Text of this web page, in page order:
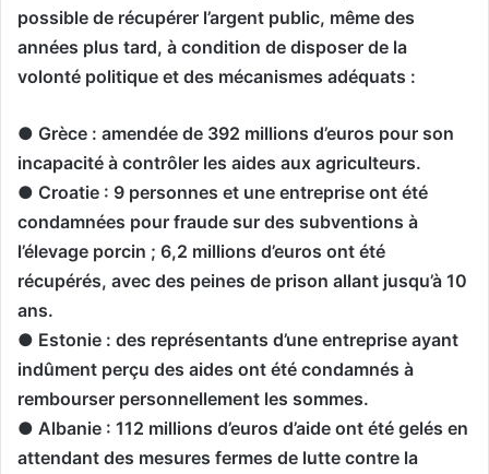
possible de récupérer l’argent public, même des
années plus tard, à condition de disposer de la
volonté politique et des mécanismes adéquats :
● Grèce : amendée de 392 millions d’euros pour son
incapacité à contrôler les aides aux agriculteurs.
● Croatie : 9 personnes et une entreprise ont été
condamnées pour fraude sur des subventions à
l’élevage porcin ; 6,2 millions d’euros ont été
récupérés, avec des peines de prison allant jusqu’à 10
ans.
● Estonie : des représentants d’une entreprise ayant
indûment perçu des aides ont été condamnés à
rembourser personnellement les sommes.
● Albanie : 112 millions d’euros d’aide ont été gelés en
attendant des mesures fermes de lutte contre la